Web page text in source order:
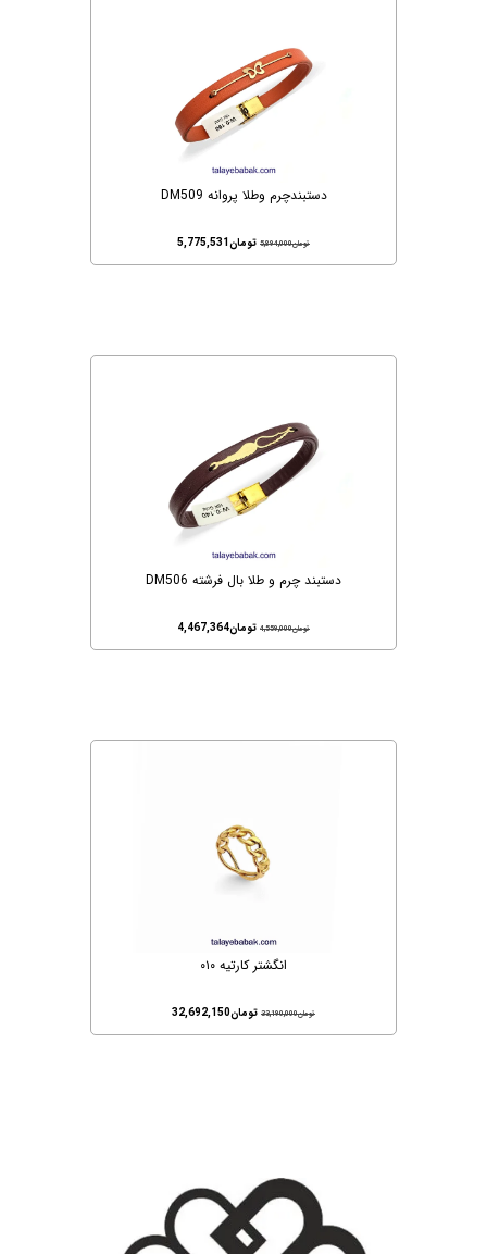
دستبندچرم وطلا پروانه DM509
تومان5,894,000 تومان5,775,531
دستبند چرم و طلا بال فرشته DM506
تومان4,559,000 تومان4,467,364
انگشتر کارتیه ۰۱۰
تومان33,190,000 تومان32,692,150